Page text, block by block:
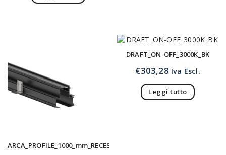
ARCA_PROFILE_1000_mm_RECESSED
DRAFT_ON-OFF_3000K_BK
€303,28 Iva Escl.
Leggi tutto